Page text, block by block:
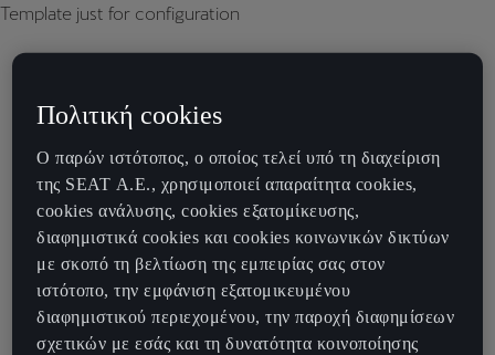
Template just for configuration
Πολιτική cookies
Ο παρών ιστότοπος, ο οποίος τελεί υπό τη διαχείριση
της SEAT Α.Ε., χρησιμοποιεί απαραίτητα cookies,
cookies ανάλυσης, cookies εξατομίκευσης,
διαφημιστικά cookies και cookies κοινωνικών δικτύων
με σκοπό τη βελτίωση της εμπειρίας σας στον
ιστότοπο, την εμφάνιση εξατομικευμένου
διαφημιστικού περιεχομένου, την παροχή διαφημίσεων
σχετικών με εσάς και τη δυνατότητα κοινοποίησης